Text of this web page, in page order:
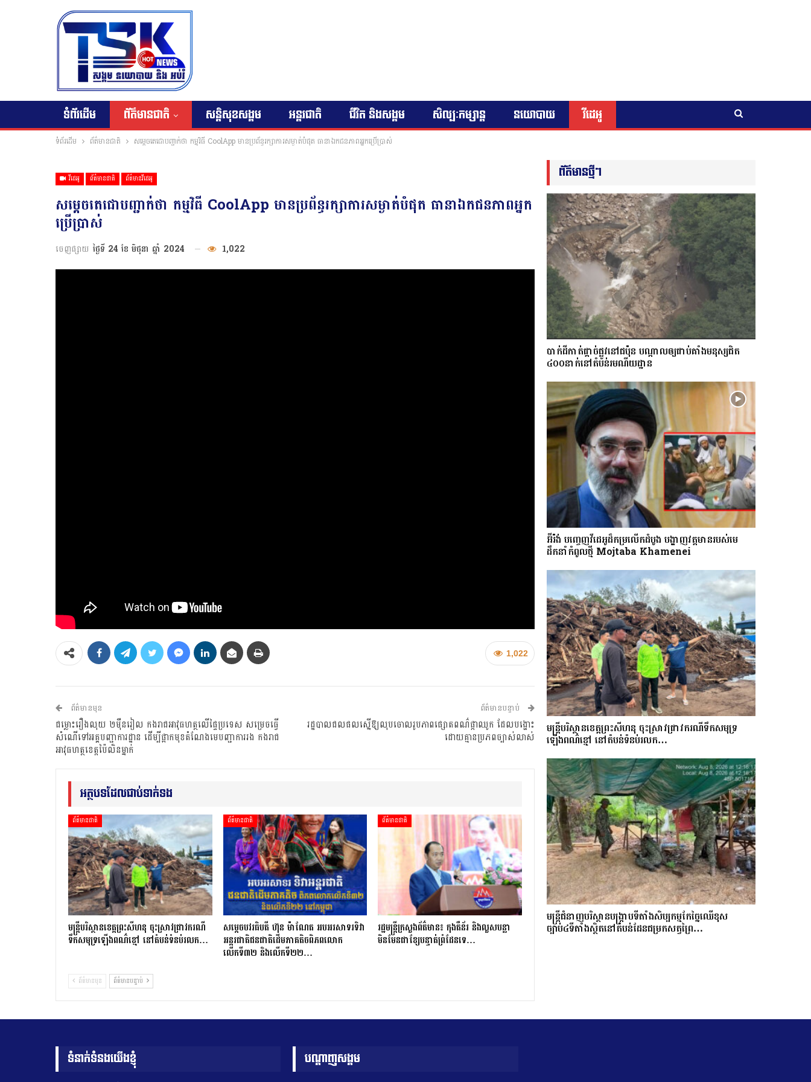
ទំព័រដើម ព័ត៌មានជាតិ សន្តិសុខសង្គម អន្តរជាតិ ជីវិត និងសង្គម សិល្បៈកម្សាន្ត នយោបាយ វីដេអូ
ទំព័រដើម ព័ត៌មានជាតិ សម្តេចតេជោបញ្ជាក់ថា កម្មវិធី CoolApp មានប្រព័ន្ធរក្សាការសម្ងាត់បំផុត ធានាឯកជនភាពអ្នកប្រើប្រាស់
វីដេអូ ព័ត៌មានជាតិ ព័ត៌មានវីដេអូ
សម្តេចតេជោបញ្ជាក់ថា កម្មវិធី CoolApp មានប្រព័ន្ធរក្សាការសម្ងាត់បំផុត ធានាឯកជនភាពអ្នក
ប្រើប្រាស់
ចេញផ្សាយ ថ្ងៃទី 24 ខែ មិថុនា ឆ្នាំ 2024 1,022
1,022
ព័ត៌មានមុន
ជម្លោះរឿងលុយ ២ម៉ឺនរៀល កងរាជអាវុធហត្ថលើផ្ទៃប្រទេស សម្រេចធ្វើ
សំណើទៅអគ្គបញ្ជាការដ្ឋាន ដើម្បីផ្អាកមុខតំណែងមេបញ្ជាការរង កងរាជ
អាវុធហត្ថខេត្តប៉ៃលិនម្នាក់
ព័ត៌មានបន្ទាប់
រដ្ឋបាលជលផលស្នើឱ្យលុបចោលរូបភាពផ្សោតពណ៌ផ្កាឈូក ដែលបង្ហោះ
ដោយគ្មានប្រភពច្បាស់លាស់
អត្ថបទដែលជាប់ទាក់ទង
ព័ត៌មានជាតិ
មន្រ្តីបរិស្ថានខេត្តព្រះសីហនុ ចុះស្រាវជ្រាវករណី
ទឹកសមុទ្រឡើងពណ៌ខ្មៅ នៅតំបន់ទំនប់រលក…
ព័ត៌មានជាតិ
សម្តេចបវរធិបតី ហ៊ុន ម៉ាណែត អបអរសាទរទិវា
អន្តរជាតិជនជាតិដើមភាគតិចពិភពលោក
លើកទី៣២ និងលើកទី២២…
ព័ត៌មានជាតិ
រដ្ឋមន្ត្រីក្រសួងព័ត៌មាន៖ កុងតឺន័រ និងលួសបន្លា
មិនមែនជាខ្សែបន្ទាត់ព្រំដែនទេ…
ព័ត៌មានមុន ព័ត៌មានបន្ទាប់
ព័ត៌មានថ្មីៗ
​បាក់​ដី​កាត់ផ្តាច់ផ្លូវ​​នៅជប៉ុន បណ្តាល​ឲ្យ​ជាប់​គាំង​​​មនុស្ស​ជិត​
៤០០នាក់​នៅតំបន់រមណីយដ្ឋាន​
អ៊ីរ៉ង់ បញ្ចេញវីដេអូដ៏កម្រលើក​ដំបូង បង្ហាញ​វត្តមាន​​​របស់​​មេ
ដឹកនាំកំពូលថ្មី Mojtaba Khamenei
មន្រ្តីបរិស្ថានខេត្តព្រះសីហនុ ចុះស្រាវជ្រាវករណីទឹកសមុទ្រ
ឡើងពណ៌ខ្មៅ នៅតំបន់ទំនប់រលក…
មន្ត្រីជំនាញបរិស្ថានបង្រ្កាបទីតាំងសិប្បកម្មកែច្នៃឈើខុស
ច្បាប់៤ទីតាំងស្ថិតនៅតំបន់ដែនជម្រកសត្វព្រៃ…
ទំនាក់ទំនងយើងខ្ញុំ បណ្តាញសង្គម